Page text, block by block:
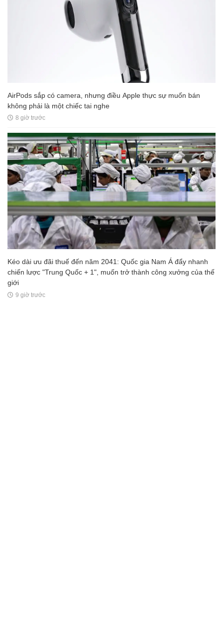
AirPods sắp có camera, nhưng điều Apple thực sự muốn bán
không phải là một chiếc tai nghe
8 giờ trước
Kéo dài ưu đãi thuế đến năm 2041: Quốc gia Nam Á đẩy nhanh
chiến lược "Trung Quốc + 1", muốn trở thành công xưởng của thế
giới
9 giờ trước